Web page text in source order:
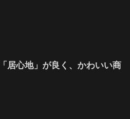
居心地」が良く、かわいい商